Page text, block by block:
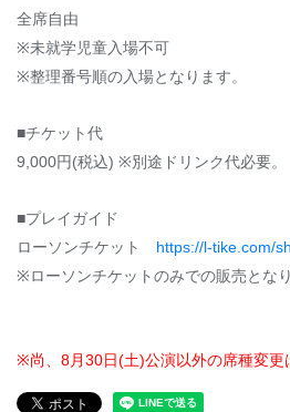
全席自由
※未就学児童入場不可
※整理番号順の入場となります。
■チケット代
9,000円(税込) ※別途ドリンク代必要。
■プレイガイド
ローソンチケット https://l-tike.com/
※ローソンチケットのみでの販売となり
※尚、 8月30日(土)公演以外の席種変更